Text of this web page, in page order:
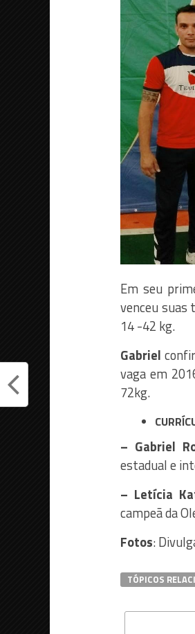
Em seu
venceu suas
14 -42 kg.
Gabriel
vaga em
72kg.
– Gabriel
estadual e
– Letícia
campeã da
Fotos:
TÓPICOS